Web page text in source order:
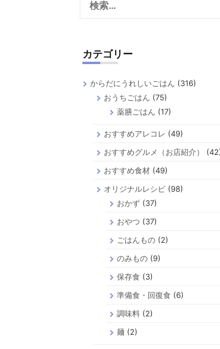
索:
カテゴリー
からだにうれしいごはん (316)
おうちごはん (75)
薬膳ごはん (17)
おすすめアレコレ (49)
おすすめグルメ（お店紹介）
おすすめ食材(49)
オリジナルレシピ(98)
おかず(37)
おやつ (37)
ごはんもの(2)
のみもの(9)
保存食 (3)
準備食・回復食 (6)
調味料(2)
麺 (2)